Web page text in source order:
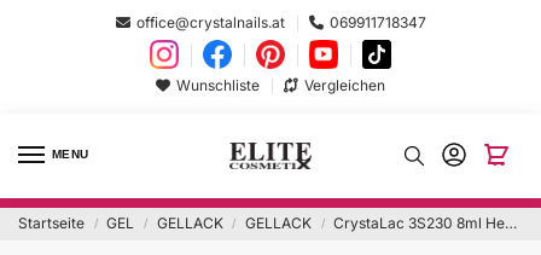
office@crystalnails.at 069911718347
Wunschliste Vergleichen
MENU
Startseite / GEL / GELLACK / GELLACK / CrystaLac 3S230 8ml Hema Free